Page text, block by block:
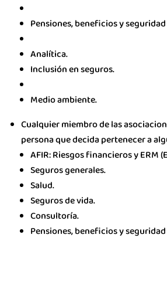
Pensiones, beneficios y
Analítica.
Inclusión en seguros.
Medio ambiente.
Cualquier miembro de las
persona que decida pertenecer a
AFIR: Riesgos financieros y ERM
Seguros generales.
Salud.
Seguros de vida.
Consultoría.
Pensiones, beneficios y